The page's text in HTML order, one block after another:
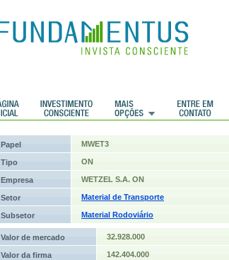
Papel MWET3
Tipo ON
Empresa WETZEL S.A. ON
Setor Material de Transporte
Subsetor Material Rodoviário
Valor de mercado 32.928.000
Valor da firma 142.404.000